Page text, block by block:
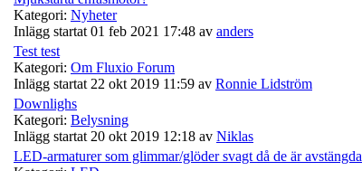
Kategori: Nyheter
Inlägg startat 01 feb 2021 17:48 av anders
Test test
Kategori: Om Fluxio Forum
Inlägg startat 22 okt 2019 11:59 av Ronnie Lidström
Downlighs
Kategori: Belysning
Inlägg startat 20 okt 2019 12:18 av Niklas
LED-armaturer som glimmar/glöder svagt då de är avstängda